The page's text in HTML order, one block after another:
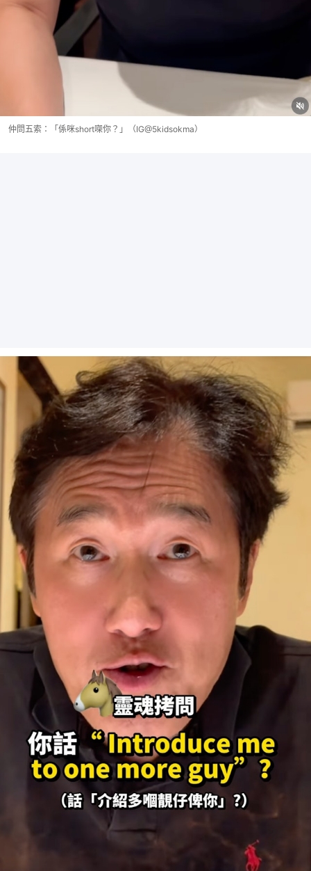
仲問五索：「係咪short㗎你？」（IG@5kidsokma）